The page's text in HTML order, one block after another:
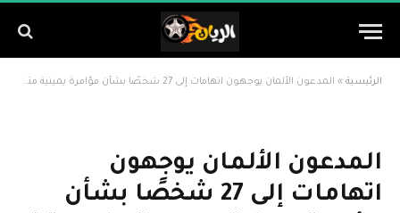
الرئيسية » المدعون الألمان يوجهون اتهامات إلى 27 شخصًا بشأن مؤامرة يمينية متطرفة مزعومة | ألمانيا
المدعون الألمان يوجهون
اتهامات إلى 27 شخصًا بشأن